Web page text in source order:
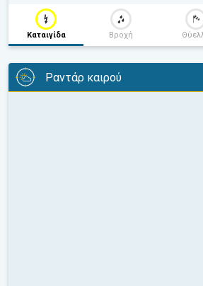
Καταιγίδα Βροχή
Ραντάρ καιρού